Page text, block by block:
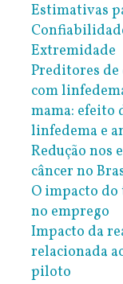
Estimativas
Extremidade
Preditores de
com
mama: efeito
linfedema e
Redução nos
câncer no
O impacto
no emprego
Impacto da
relacionada
piloto